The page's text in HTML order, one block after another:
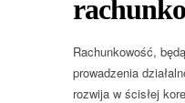
Rachunkowość,
prowadzenia
rozwija w ścisłej